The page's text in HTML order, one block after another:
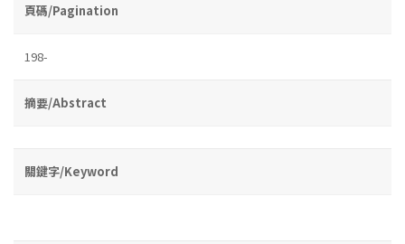
頁碼/Pagination
198-
摘要/Abstract
關鍵字/Keyword